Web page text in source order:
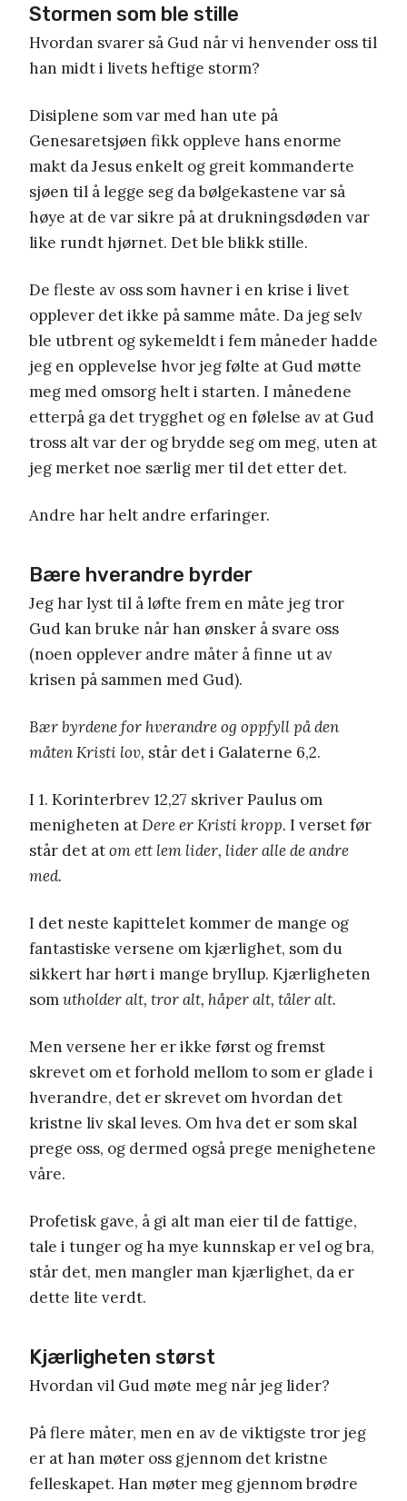
Stormen som ble stille
Hvordan svarer så Gud når vi henvender oss til
han midt i livets heftige storm?
Disiplene som var med han ute på
Genesaretsjøen fikk oppleve hans enorme
makt da Jesus enkelt og greit kommanderte
sjøen til å legge seg da bølgekastene var så
høye at de var sikre på at drukningsdøden var
like rundt hjørnet. Det ble blikk stille.
De fleste av oss som havner i en krise i livet
opplever det ikke på samme måte. Da jeg selv
ble utbrent og sykemeldt i fem måneder hadde
jeg en opplevelse hvor jeg følte at Gud møtte
meg med omsorg helt i starten. I månedene
etterpå ga det trygghet og en følelse av at Gud
tross alt var der og brydde seg om meg, uten at
jeg merket noe særlig mer til det etter det.
Andre har helt andre erfaringer.
Bære hverandre byrder
Jeg har lyst til å løfte frem en måte jeg tror
Gud kan bruke når han ønsker å svare oss
(noen opplever andre måter å finne ut av
krisen på sammen med Gud).
Bær byrdene for hverandre og oppfyll på den
måten Kristi lov, står det i Galaterne 6,2.
I 1. Korinterbrev 12,27 skriver Paulus om
menigheten atDere er Kristi kropp. I verset før
står det atom ett lem lider, lider alle de andre
med.
I det neste kapittelet kommer de mange og
fantastiske versene om kjærlighet, som du
sikkert har hørt i mange bryllup. Kjærligheten
somutholder alt, tror alt, håper alt, tåler alt.
Men versene her er ikke først og fremst
skrevet om et forhold mellom to som er glade i
hverandre, det er skrevet om hvordan det
kristne liv skal leves. Om hva det er som skal
prege oss, og dermed også prege menighetene
våre.
Profetisk gave, å gi alt man eier til de fattige,
tale i tunger og ha mye kunnskap er vel og bra,
står det, men mangler man kjærlighet, da er
dette lite verdt.
Kjærligheten størst
Hvordan vil Gud møte meg når jeg lider?
På flere måter, men en av de viktigste tror jeg
er at han møter oss gjennom det kristne
felleskapet. Han møter meg gjennom brødre